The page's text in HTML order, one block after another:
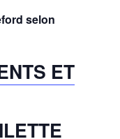
selon
ET